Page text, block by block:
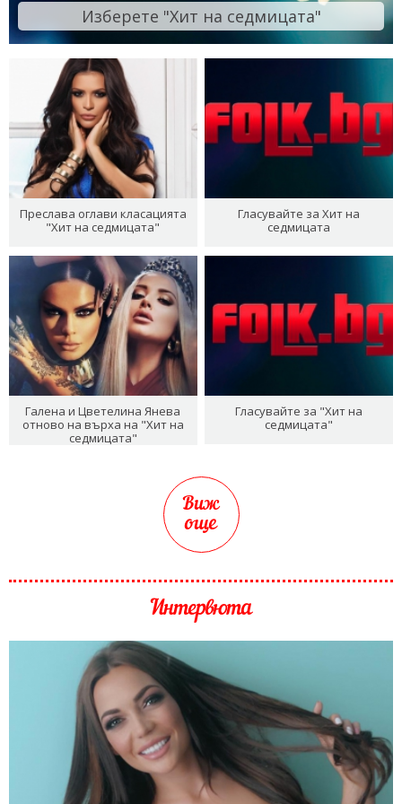
Изберете "Хит на седмицата"
Преслава оглави класацията
"Хит на седмицата"
Гласувайте за Хит на
седмицата
Галена и Цветелина Янева
отново на върха на "Хит на
седмицата"
Гласувайте за "Хит на
седмицата"
Виж
още
Интервюта